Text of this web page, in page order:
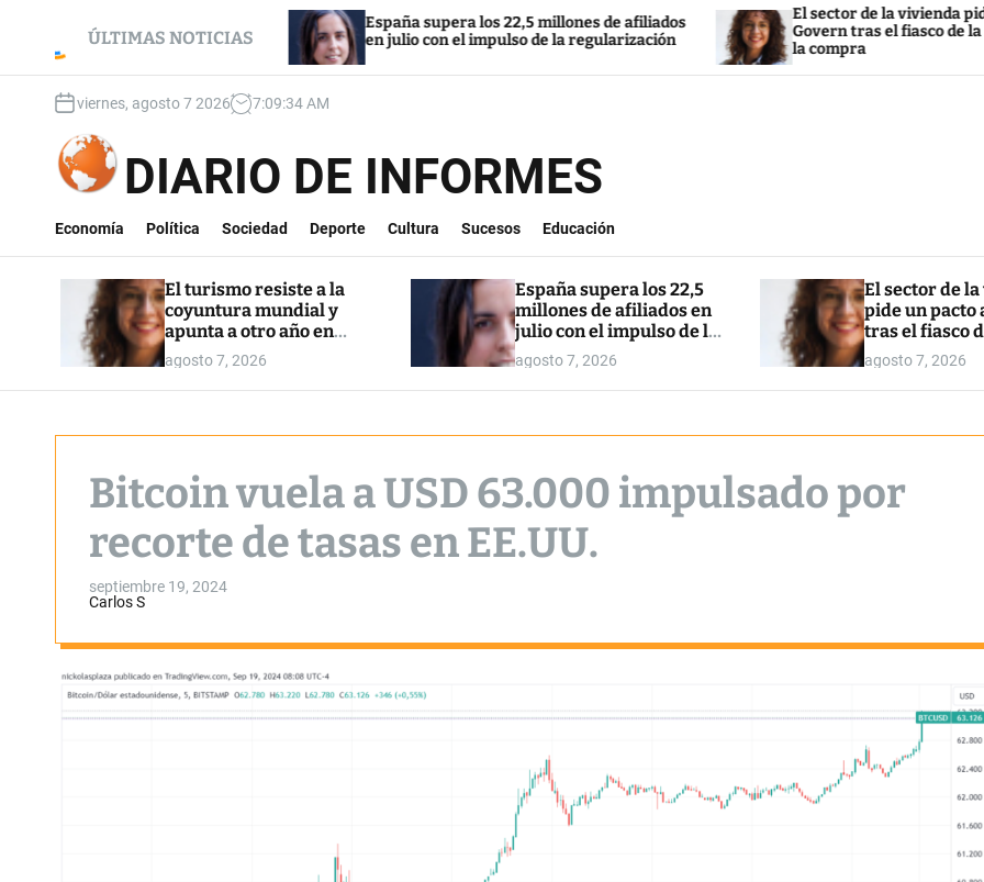
e
ÚLTIMAS NOTICIAS
España supera los 22,5 millones de afiliados
en julio con el impulso de la regularización
El sector de la vivienda pide un pacto al
Govern tras el fiasco de la ley para
la compra
viernes, agosto 7 2026 7:09:35AM
DIARIO DE INFORMES
Economía Política Sociedad Deporte Cultura Sucesos Educación
El turismo resiste a la
coyuntura mundial y
apunta a otro año en
máximos
agosto 7, 2026
España supera los 22,5
millones de afiliados en
julio con el impulso de la
regularización
agosto 7, 2026
El sector de
pide un pacto
tras el fiasco
para
compra
agosto 7, 2026
Bitcoin vuela a USD 63.000 impulsado por
recorte de tasas en EE.UU.
septiembre 19, 2024
Carlos S